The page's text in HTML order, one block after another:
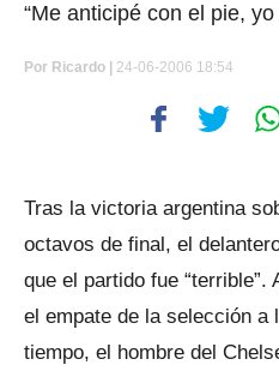
“Me anticipé con el pie,
Por Ricardo | 24-06-2006 18:54
Tras la victoria argentina
octavos de final, el
que el partido fue
el empate de la selección a
tiempo, el hombre del